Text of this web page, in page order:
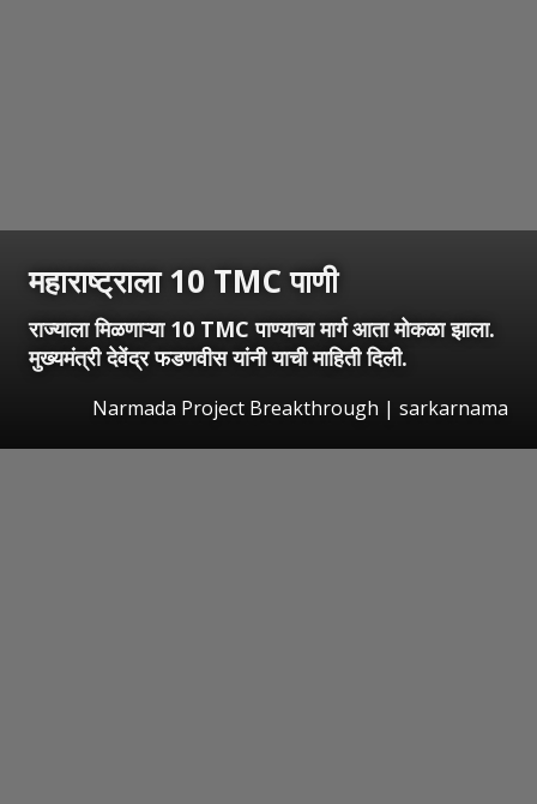
महाराष्ट्राला 10 TMC पाणी
राज्याला मिळणाऱ्या 10 TMC पाण्याचा मार्ग आता मोकळा झाला.
मुख्यमंत्री देवेंद्र फडणवीस यांनी याची माहिती दिली.
Narmada Project Breakthrough | sarkarnama